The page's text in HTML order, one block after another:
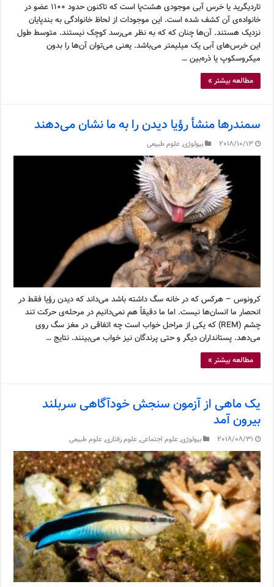
تاردیگرید یا خرس آبی موجودی هشت‌پا است که تاکنون حدود ۱۱۰۰ عضو در
خانواده‌ی آن کشف شده است. این موجودات از لحاظ خانوادگی به بندپایان
نزدیک هستند. آن‌ها چنان که که به نظر می‌رسد کوچک نیستند. متوسط طول
این خرس‌های آبی یک میلیمتر می‌باشد. یعنی می‌توان آن‌ها را بدون
میکروسکوپ یا ذره‌بین …
مطالعه بیشتر »
سمندرها منشأ رؤیا دیدن را به ما نشان می‌دهند
2018/10/13 بیولوژی,علوم طبیعی
کرونوس – هرکس که در خانه سگ داشته باشد می‌داند که دیدن رؤیا فقط در
انحصار ما انسان‌ها نیست. اما ما دقیقاً هم نمی‌دانیم در مرحله‌ی حرکت تند
چشم (REM) که یکی از مراحل خواب است چه اتفاقی در مغز سگ روی
می‌دهد. پستانداران دیگر و حتی پرندگان نیز خواب می‌بینند. نتایج …
مطالعه بیشتر »
یک ماهی از آزمون سنجش خودآگاهی سربلند
بیرون آمد
2018/08/31 بیولوژی,علوم اجتماعی,علوم رفتاری,علوم طبیعی